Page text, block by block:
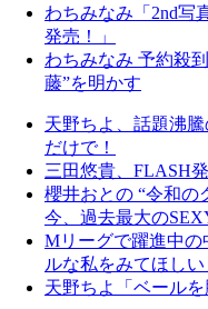
わちみなみ「2nd写
発売！」
わちみなみ 予約殺
藤”を明かす
天野ちよ、話題沸
だけで！
三田悠貴、FLASH
櫻井おとの “令和の
今、過去最大の
Mリーグで躍進中の
ルな私をみてほしい
天野ちよ「ベールを